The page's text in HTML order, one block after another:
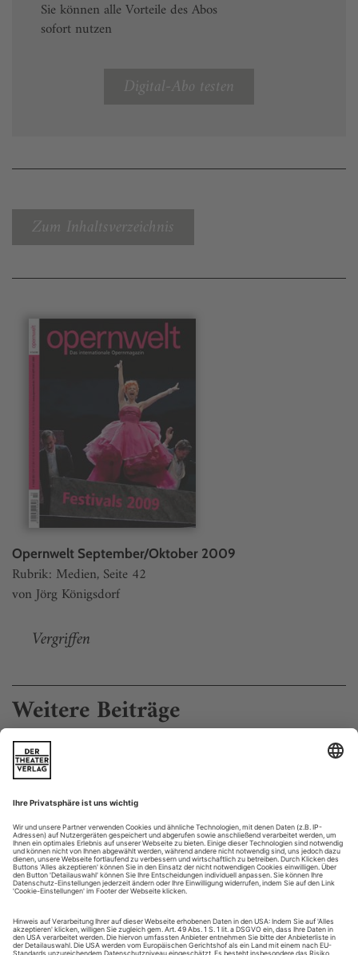
Sie können alle Vorteile des Abos
sofort nutzen
Digital-Abo testen
Zum Inhaltsverzeichnis
Opernwelt September/Oktober 2009
Rubrik: Medien, Seite 42
von Jörg Königsdorf
Vergriffen
Weitere Beiträge
Verrückte Perspektiven
Streit um "Doktor Faustus": Die konfliktreichen Beziehungen von
Selten hat ein belletristisches Buch in der Musikgeschichte
mehr Aufsehen erregt als Thomas Manns im amerikanischen
Exil entstandener Roman «Doktor Faustus». Auch wer den
Lübecker Senatorensohn und seine «Bügelfaltenprosa» (so
neidisch, aber nicht ganz unzutreffend Alfred Döblin) für
literarisch überschätzt hält, muss konzedieren, dass ihm mit
der Erfindung des...